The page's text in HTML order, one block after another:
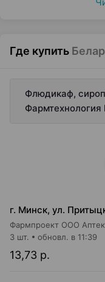
Где купить
Флюдикаф,
Фармтехнология
г. Минск, ул.
Фармпроект ООО
13,73 р.
3 шт. обновл. в 11:39